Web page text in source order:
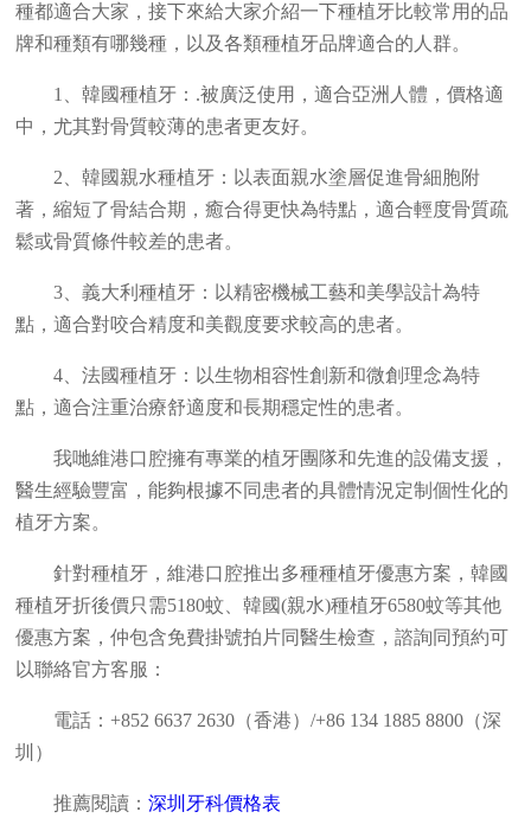
種都適合大家，接下來給大家介紹一下種植牙比較常用的品
牌和種類有哪幾種，以及各類種植牙品牌適合的人群。
1、韓國種植牙：.被廣泛使用，適合亞洲人體，價格適
中，尤其對骨質較薄的患者更友好。
2、韓國親水種植牙：以表面親水塗層促進骨細胞附
著，縮短了骨結合期，癒合得更快為特點，適合輕度骨質疏
鬆或骨質條件較差的患者。
3、義大利種植牙：以精密機械工藝和美學設計為特
點，適合對咬合精度和美觀度要求較高的患者。
4、法國種植牙：以生物相容性創新和微創理念為特
點，適合注重治療舒適度和長期穩定性的患者。
我哋維港口腔擁有專業的植牙團隊和先進的設備支援，
醫生經驗豐富，能夠根據不同患者的具體情況定制個性化的
植牙方案。
針對種植牙，維港口腔推出多種種植牙優惠方案，韓國
種植牙折後價只需5180蚊、韓國(親水)種植牙6580蚊等其他
優惠方案，仲包含免費掛號拍片同醫生檢查，諮詢同預約可
以聯絡官方客服：
電話：+852 6637 2630（香港）/+86 134 1885 8800（深
圳）
推薦閱讀：深圳牙科價格表